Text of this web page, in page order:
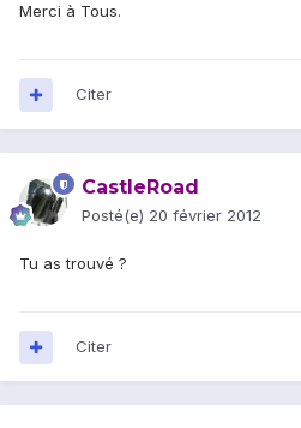
Merci à Tous.
Citer
CastleRoad
Posté(e) 20 février 2012
Tu as trouvé ?
Citer